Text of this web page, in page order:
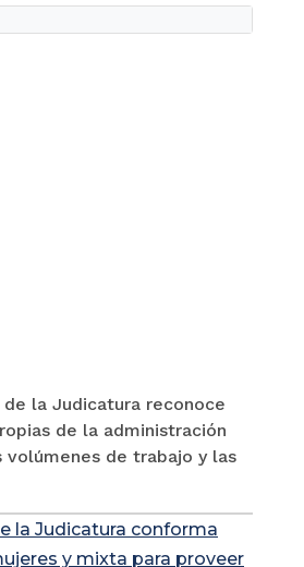
de la Judicatura reconoce
de la administración
de trabajo y las
la Judicatura conforma
y mixta para proveer